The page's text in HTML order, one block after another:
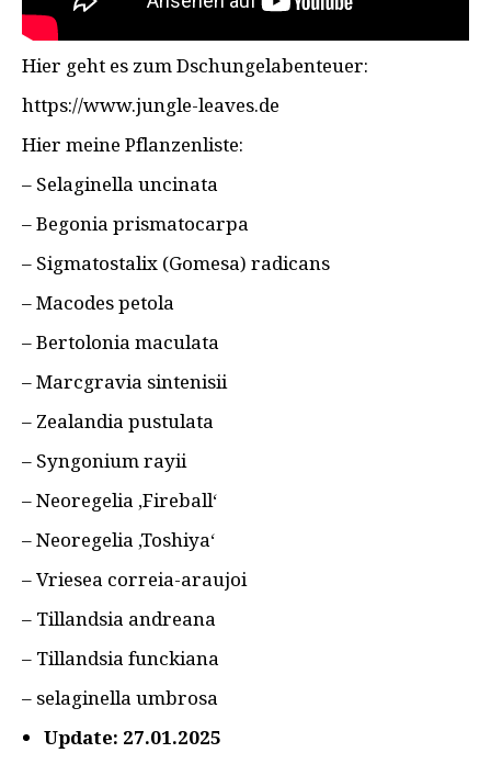
Hier geht es zum Dschungelabenteuer:
https://www.jungle-leaves.de
Hier meine Pflanzenliste:
– Selaginella uncinata
– Begonia prismatocarpa
– Sigmatostalix (Gomesa) radicans
– Macodes petola
– Bertolonia maculata
– Marcgravia sintenisii
– Zealandia pustulata
– Syngonium rayii
– Neoregelia ‚Fireball‘
– Neoregelia ‚Toshiya‘
– Vriesea correia-araujoi
– Tillandsia andreana
– Tillandsia funckiana
– selaginella umbrosa
Update: 27.01.2025